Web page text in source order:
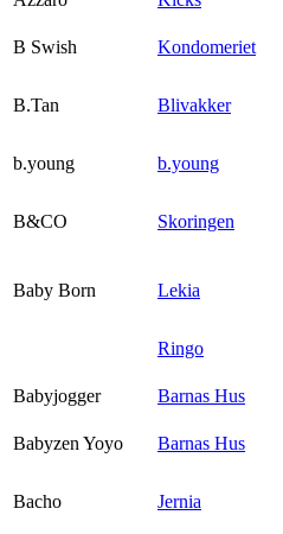
B Swish
Kondomeriet
B.Tan Blivakker
b.young
b.young
B&CO Skoringen
Baby Born Lekia
Ringo
Babyjogger
Barnas Hus
Babyzen Yoyo
Barnas Hus
Bacho Jernia